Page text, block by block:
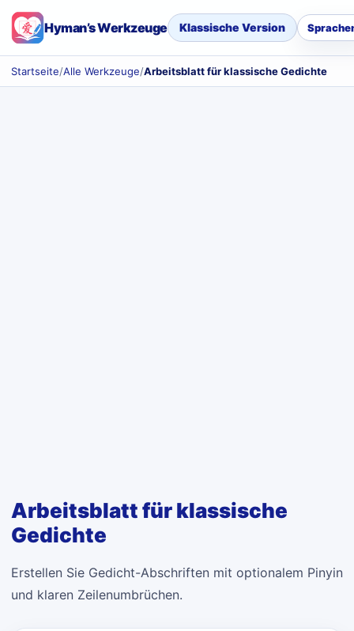
Hyman’s Werkzeuge Klassische Version
Startseite/Alle Werkzeuge/Arbeitsblatt für klassische Gedichte
Arbeitsblatt für klassische
Gedichte
Erstellen Sie Gedicht-Abschriften mit optionalem Pinyin
und klaren Zeilenumbrüchen.